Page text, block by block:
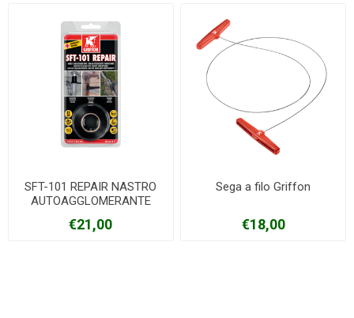
SFT-101 REPAIR NASTRO
AUTOAGGLOMERANTE
€21,00
Sega a filo Griffon
€18,00